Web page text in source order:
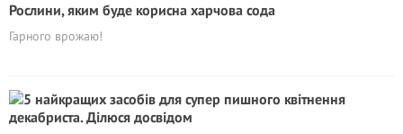
Рослини, яким буде корисна харчова сода
Гарного врожаю!